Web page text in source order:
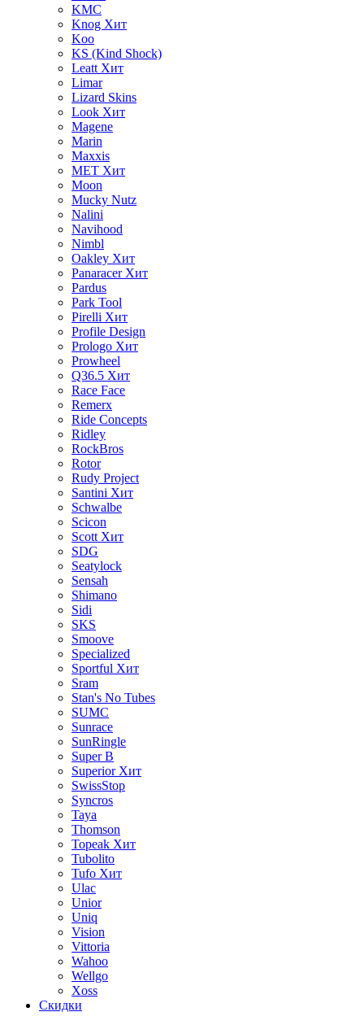
KMC
Knog Хит
Koo
KS (Kind Shock)
Leatt Хит
Limar
Lizard Skins
Look Хит
Magene
Marin
Maxxis
MET Хит
Moon
Mucky Nutz
Nalini
Navihood
Nimbl
Oakley Хит
Panaracer Хит
Pardus
Park Tool
Pirelli Хит
Profile Design
Prologo Хит
Prowheel
Q36.5 Хит
Race Face
Remerx
Ride Concepts
Ridley
RockBros
Rotor
Rudy Project
Santini Хит
Schwalbe
Scicon
Scott Хит
SDG
Seatylock
Sensah
Shimano
Sidi
SKS
Smoove
Specialized
Sportful Хит
Sram
Stan's No Tubes
SUMC
Sunrace
SunRingle
Super B
Superior Хит
SwissStop
Syncros
Taya
Thomson
Topeak Хит
Tubolito
Tufo Хит
Ulac
Unior
Uniq
Vision
Vittoria
Wahoo
Wellgo
Xoss
Скидки